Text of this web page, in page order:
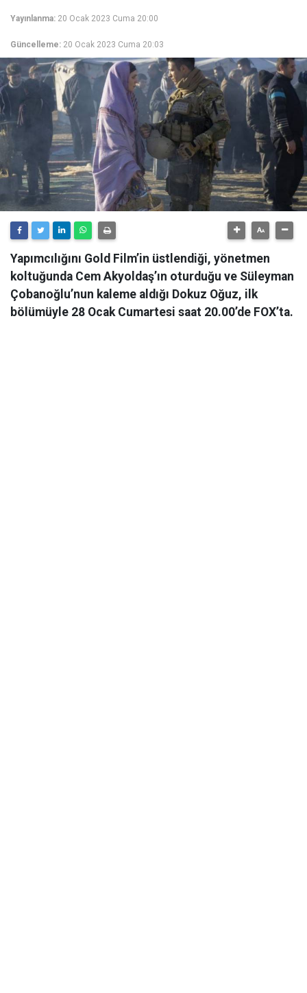
Yayınlanma: 20 Ocak 2023 Cuma 20:00
Güncelleme: 20 Ocak 2023 Cuma 20:03
Yapımcılığını Gold Film’in üstlendiği, yönetmen
koltuğunda Cem Akyoldaş’ın oturduğu ve Süleyman
Çobanoğlu’nun kaleme aldığı Dokuz Oğuz, ilk
bölümüyle 28 Ocak Cumartesi saat 20.00’de FOX’ta.